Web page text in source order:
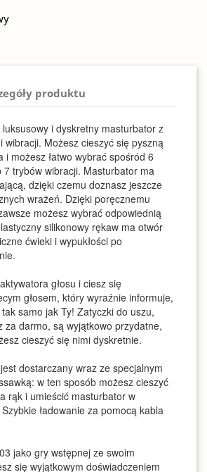
produktu
i dyskretny masturbator z
wibracji. Możesz cieszyć się pyszną
i możesz łatwo wybrać spośród 6
7 trybów wibracji. Masturbator ma
dzięki czemu doznasz jeszcze
wrażeń. Dzięki poręcznemu
możesz wybrać odpowiednią
silikonowy rękaw ma otwór
ćwieki i wypukłości po
głosu i ciesz się
głosem, który wyraźnie informuje,
samo jak Ty! Zatyczki do uszu,
za darmo, są wyjątkowo przydatne,
cieszyć się nimi dyskretnie.
dostarczany wraz ze specjalnym
w ten sposób możesz cieszyć
rąk i umieścić masturbator w
ładowanie za pomocą kabla
jako gry wstępnej ze swoim
się wyjątkowym doświadczeniem